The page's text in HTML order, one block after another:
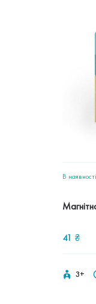
В наявностi
41 ₴
3+